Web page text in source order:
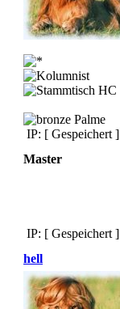
IP: [ Gespeichert ]
Master
IP: [ Gespeichert ]
hell